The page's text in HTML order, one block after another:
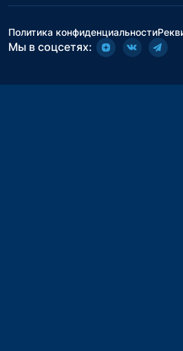
Политика конфиденциальности
Мы в соцсетях: